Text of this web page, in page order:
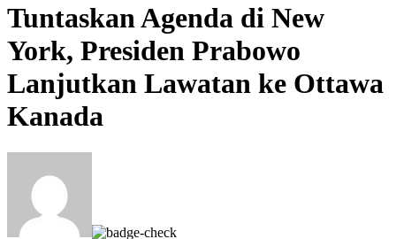
Tuntaskan Agenda di New
York, Presiden Prabowo
Lanjutkan Lawatan ke Ottawa
Kanada